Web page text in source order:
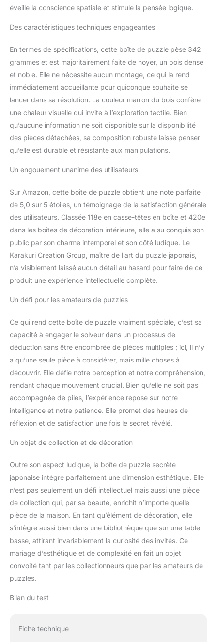
éveille la conscience spatiale et stimule la pensée logique.
Des caractéristiques techniques engageantes
En termes de spécifications, cette boîte de puzzle pèse 342
grammes et est majoritairement faite de noyer, un bois dense
et noble. Elle ne nécessite aucun montage, ce qui la rend
immédiatement accueillante pour quiconque souhaite se
lancer dans sa résolution. La couleur marron du bois confère
une chaleur visuelle qui invite à l’exploration tactile. Bien
qu’aucune information ne soit disponible sur la disponibilité
des pièces détachées, sa composition robuste laisse penser
qu’elle est durable et résistante aux manipulations.
Un engouement unanime des utilisateurs
Sur Amazon, cette boîte de puzzle obtient une note parfaite
de 5,0 sur 5 étoiles, un témoignage de la satisfaction générale
des utilisateurs. Classée 118e en casse-têtes en boîte et 420e
dans les boîtes de décoration intérieure, elle a su conquis son
public par son charme intemporel et son côté ludique. Le
Karakuri Creation Group, maître de l’art du puzzle japonais,
n’a visiblement laissé aucun détail au hasard pour faire de ce
produit une expérience intellectuelle complète.
Un défi pour les amateurs de puzzles
Ce qui rend cette boîte de puzzle vraiment spéciale, c’est sa
capacité à engager le solveur dans un processus de
déduction sans être encombrée de pièces multiples ; ici, il n’y
a qu’une seule pièce à considérer, mais mille choses à
découvrir. Elle défie notre perception et notre compréhension,
rendant chaque mouvement crucial. Bien qu’elle ne soit pas
accompagnée de piles, l’expérience repose sur notre
intelligence et notre patience. Elle promet des heures de
réflexion et de satisfaction une fois le secret révélé.
Un objet de collection et de décoration
Outre son aspect ludique, la boîte de puzzle secrète
japonaise intègre parfaitement une dimension esthétique. Elle
n’est pas seulement un défi intellectuel mais aussi une pièce
de collection qui, par sa beauté, enrichit n’importe quelle
pièce de la maison. En tant qu’élément de décoration, elle
s’intègre aussi bien dans une bibliothèque que sur une table
basse, attirant invariablement la curiosité des invités. Ce
mariage d’esthétique et de complexité en fait un objet
convoité tant par les collectionneurs que par les amateurs de
puzzles.
Bilan du test
Fiche technique